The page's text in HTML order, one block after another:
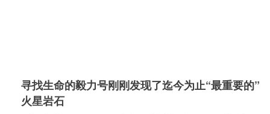
寻找生命的毅力号刚刚发现了迄今为止“最重要的”
火星岩石